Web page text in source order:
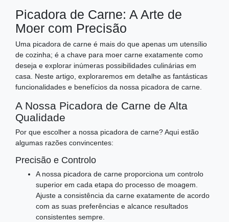
Picadora de Carne: A Arte de
Moer com Precisão
Uma picadora de carne é mais do que apenas um utensílio
de cozinha; é a chave para moer carne exatamente como
deseja e explorar inúmeras possibilidades culinárias em
casa. Neste artigo, exploraremos em detalhe as fantásticas
funcionalidades e benefícios da nossa picadora de carne.
A Nossa Picadora de Carne de Alta
Qualidade
Por que escolher a nossa picadora de carne? Aqui estão
algumas razões convincentes:
Precisão e Controlo
A nossa picadora de carne proporciona um controlo
superior em cada etapa do processo de moagem.
Ajuste a consistência da carne exatamente de acordo
com as suas preferências e alcance resultados
consistentes sempre.